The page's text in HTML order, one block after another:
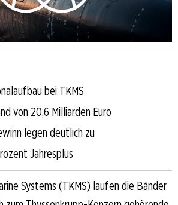
bei TKMS
von 20,6 Milliarden Euro
legen deutlich zu
Jahresplus
Systems (TKMS) laufen die Bänder